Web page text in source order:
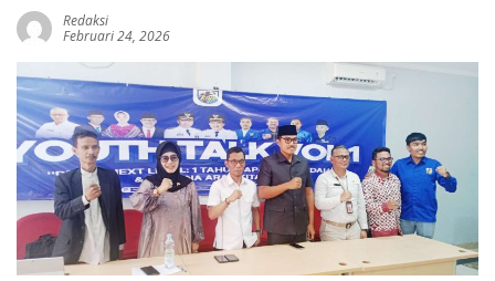
Redaksi
Februari 24, 2026